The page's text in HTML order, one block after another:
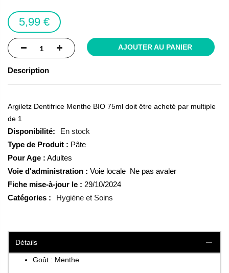
images
gallery5,99 €
AJOUTER AU PANIER
Description
Argiletz Dentifrice Menthe BIO 75ml doit être acheté par multiple
de 1
En stock
Type de Produit : Pâte
Pour Age : Adultes
Voie d'administration : Voie locale  Ne pas avaler
Fiche mise-à-jour le : 29/10/2024
Catégories :
Hygiène et Soins
Détails
Goût : Menthe